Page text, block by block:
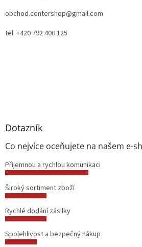
obchod.centershop@gmail.com
tel. +420 792 400 125
Dotazník
Co nejvíce oceňujete na našem e-
Příjemnou a rychlou komunikaci
Široký sortiment zboží
Rychlé dodání zásilky
Spolehlivost a bezpečný nákup